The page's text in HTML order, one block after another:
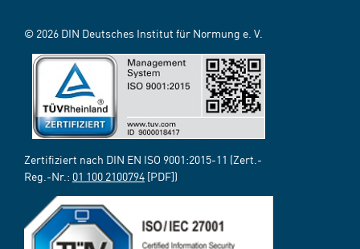
© 2026 DIN Deutsches Institut für Normung e. V.
Zertifiziert nach DIN EN ISO 9001:2015-11 (Zert.-
Reg.-Nr.: 01 100 2100794 [PDF])